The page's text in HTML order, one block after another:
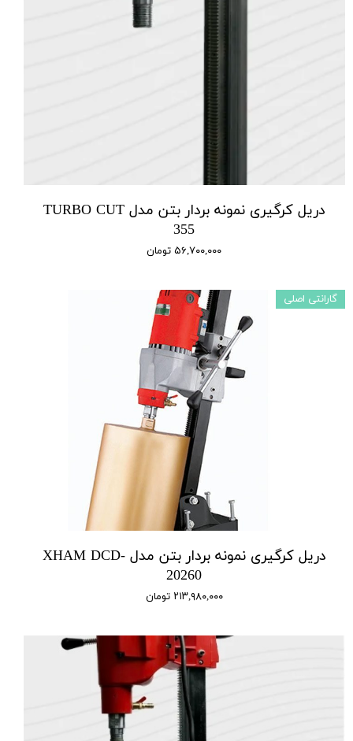
دریل کرگیری نمونه بردار بتن مدل TURBO CUT
355
۵۶,۷۰۰,۰۰۰ تومان
دریل کرگیری نمونه بردار بتن مدل XHAM DCD-
20260
۲۱۳,۹۸۰,۰۰۰ تومان
گارانتی اصلی